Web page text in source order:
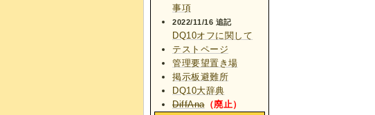
事項
2022/11/16 追記
DQ10オフに関して
テストページ
管理要望置き場
掲示板避難所
DQ10大辞典
DiffAna（廃止）